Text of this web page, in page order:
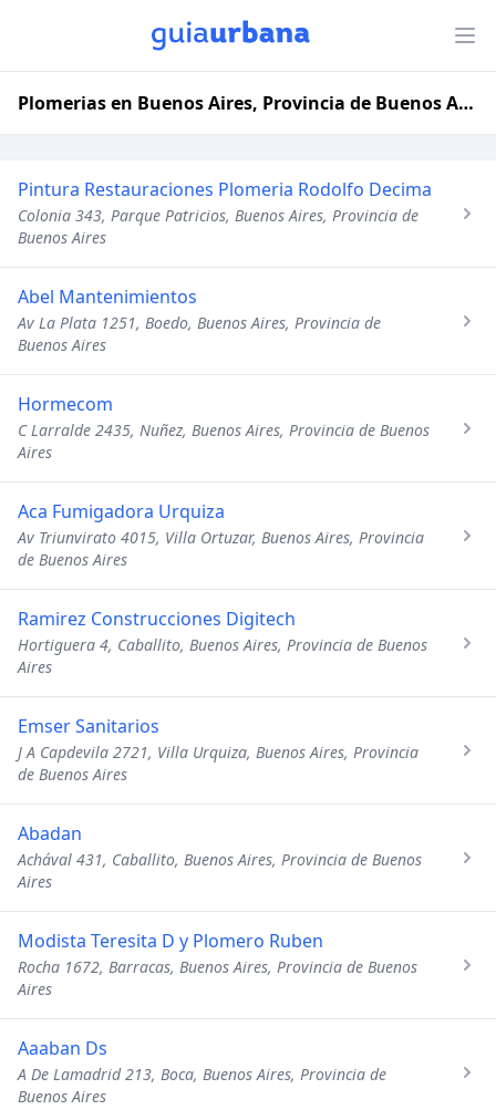
Plomerias en Buenos Aires, Provincia de Buenos Aires
Pintura Restauraciones Plomeria Rodolfo Decima
Colonia 343, Parque Patricios, Buenos Aires, Provincia de
Buenos Aires
Abel Mantenimientos
Av La Plata 1251, Boedo, Buenos Aires, Provincia de
Buenos Aires
Hormecom
C Larralde 2435, Nuñez, Buenos Aires, Provincia de Buenos
Aires
Aca Fumigadora Urquiza
Av Triunvirato 4015, Villa Ortuzar, Buenos Aires, Provincia
de Buenos Aires
Ramirez Construcciones Digitech
Hortiguera 4, Caballito, Buenos Aires, Provincia de Buenos
Aires
Emser Sanitarios
J A Capdevila 2721, Villa Urquiza, Buenos Aires, Provincia
de Buenos Aires
Abadan
Achával 431, Caballito, Buenos Aires, Provincia de Buenos
Aires
Modista Teresita D y Plomero Ruben
Rocha 1672, Barracas, Buenos Aires, Provincia de Buenos
Aires
Aaaban Ds
A De Lamadrid 213, Boca, Buenos Aires, Provincia de
Buenos Aires